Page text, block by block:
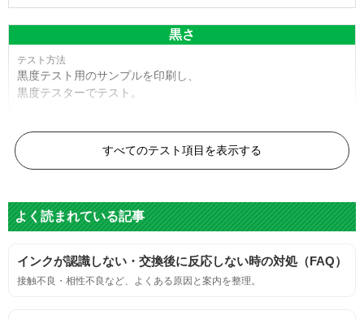
黒さ
黒度テスト用のサンプルを印刷し、
黒度テスターでテスト。
黒度の技術基準に適合する。
標準カラーサンプルを印刷する。
鮮やか、リアル、彩度、シャープなど、
すべてのテスト項目を表示する
よく読まれている記事
インクが認識しない・交換後に反応しない時の対処（FAQ）
接触不良・相性不良など、よくある原因と案内を整理。